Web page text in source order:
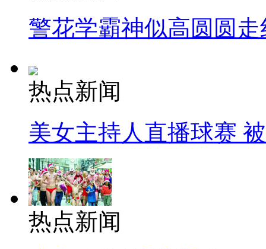
警花学霸神似高圆圆走
热点新闻
美女主持人直播球赛
热点新闻